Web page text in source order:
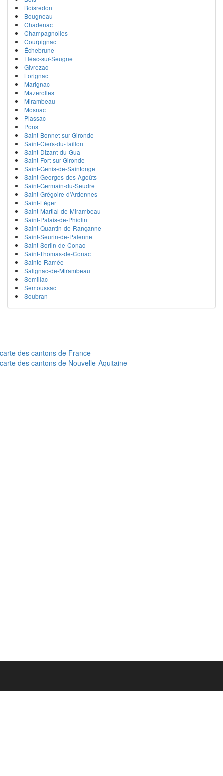
Boisredon
Bougneau
Chadenac
Champagnolles
Courpignac
Échebrune
Fléac-sur-Seugne
Givrezac
Lorignac
Marignac
Mazerolles
Mirambeau
Mosnac
Plassac
Pons
Saint-Bonnet-sur-Gironde
Saint-Ciers-du-Taillon
Saint-Dizant-du-Gua
Saint-Fort-sur-Gironde
Saint-Genis-de-Saintonge
Saint-Georges-des-Agoûts
Saint-Germain-du-Seudre
Saint-Grégoire-d'Ardennes
Saint-Léger
Saint-Martial-de-Mirambeau
Saint-Palais-de-Phiolin
Saint-Quantin-de-Rançanne
Saint-Seurin-de-Palenne
Saint-Sorlin-de-Conac
Saint-Thomas-de-Conac
Sainte-Ramée
Salignac-de-Mirambeau
Semillac
Semoussac
Soubran
carte des cantons de France
carte des cantons de Nouvelle-Aquitaine